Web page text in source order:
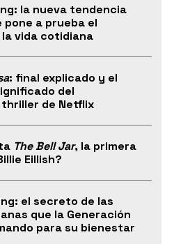
la nueva tendencia
a prueba el
vida cotidiana
: final explicado y el
del
de Netflix
The Bell Jar, la primera
Eillish?
el secreto de las
que la Generación
para su bienestar